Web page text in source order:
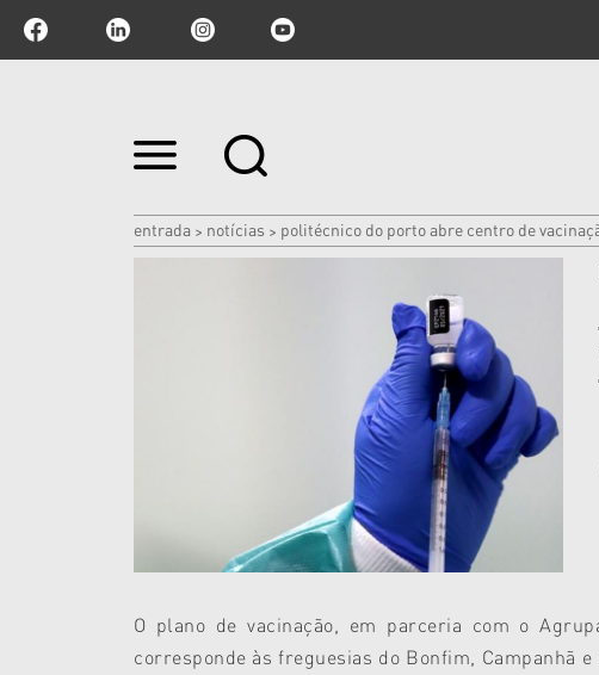
Ir
para
|
Ir
entrada > notícias > politécnico do porto abre centro de
O plano de vacinação, em parceria com o
corresponde às freguesias do Bonfim, Campanhã